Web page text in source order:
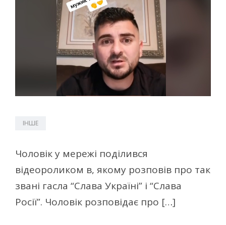
ІНШЕ
Чоловік у мережі поділився
відеороликом в, якому розповів про так
звані гасла “Слава Україні” і “Слава
Росії”. Чоловік розповідає про […]